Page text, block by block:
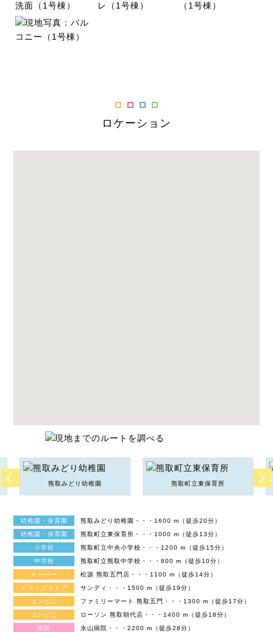
ロケーション
熊取みどり幼稚園 熊取町立東保育所
幼稚園・保育園
熊取みどり幼稚園・・・1600 m（徒歩20分）
幼稚園・保育園
熊取町立東保育所・・・1000 m（徒歩13分）
小学校
熊取町立中央小学校・・・1200 m（徒歩15分）
中学校
熊取町立熊取中学校・・・800 m（徒歩10分）
スーパー
松源 熊取五門店・・・1100 m（徒歩14分）
ドラッグストア
サンディ・・・1500 m（徒歩19分）
コンビニ
ファミリーマート 熊取五門・・・1300 m（徒歩17分）
コンビニ
ローソン 熊取朝代店・・・1400 m（徒歩18分）
病院
永山病院・・・2200 m（徒歩28分）